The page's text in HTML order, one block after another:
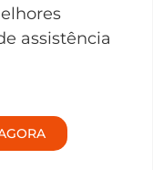
assistência